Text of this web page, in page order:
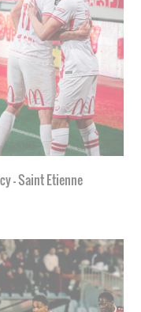
- Saint Etienne